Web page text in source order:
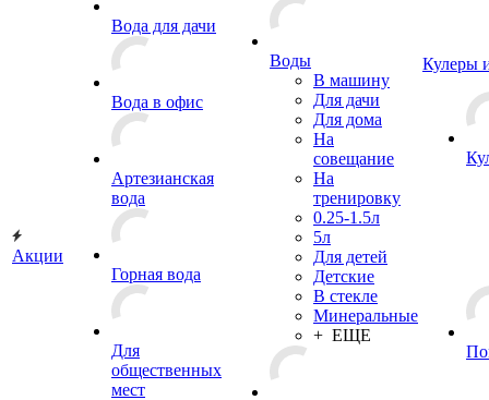
Акции
Вода для дачи
Вода в офис
Артезианская
вода
Горная вода
Для
общественных
мест
Воды
В машину
Для дачи
Для дома
На
совещание
На
тренировку
0.25-1.5л
5л
Для детей
Детские
В стекле
Минеральные
+ ЕЩЕ
Кулеры